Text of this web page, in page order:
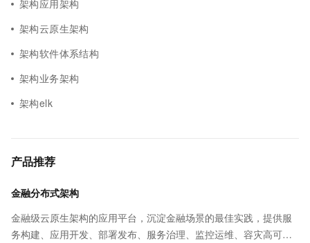
架构应用架构
架构云原生架构
架构软件体系结构
架构业务架构
架构elk
产品推荐
金融分布式架构
金融级云原生架构的应用平台，沉淀金融场景的最佳实践，提供服
务构建、应用开发、部署发布、服务治理、监控运维、容灾高可用